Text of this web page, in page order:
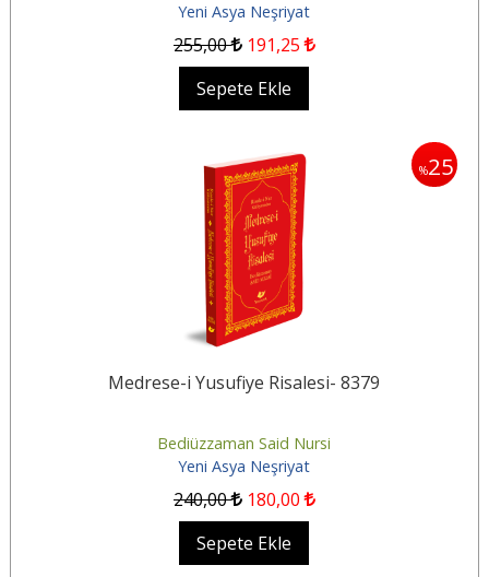
Yeni Asya Neşriyat
255,00 191,25
Sepete Ekle
%25
Medrese-i Yusufiye Risalesi- 8379
Bediüzzaman Said Nursi
Yeni Asya Neşriyat
240,00 180,00
Sepete Ekle